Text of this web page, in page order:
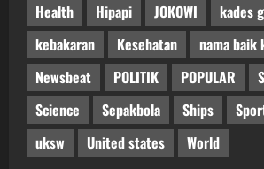
Health
Hipapi JOKOWI
kades
kebakaran
Kesehatan
nama baik
Newsbeat
POLITIK POPULAR
Science
Sepakbola Ships
uksw
United states World